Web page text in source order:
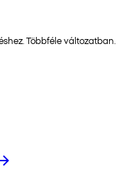
Többféle változatban.